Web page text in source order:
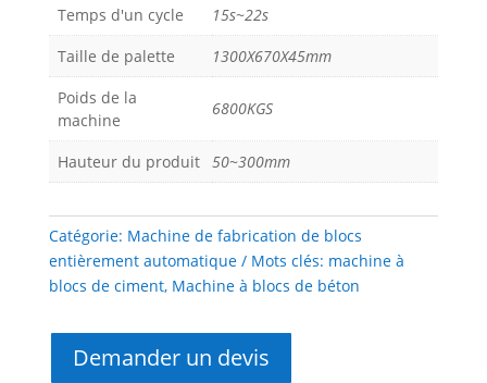
Temps d'un cycle
15s~22s
Taille de palette
1300X670X45mm
Poids de la
machine
6800KGS
Hauteur du produit 50~300mm
Catégorie: Machine de fabrication de blocs
entièrement automatique
Mots clés: machine à
blocs de ciment, Machine à blocs de béton
Demander un devis